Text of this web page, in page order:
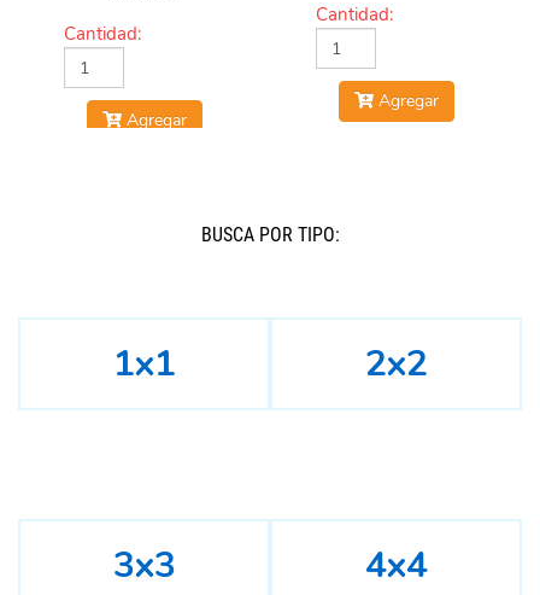
Cantidad:
Agregar
Cantidad:
Agregar
BUSCÁ POR TIPO:
1x1 2x2
3x3 4x4